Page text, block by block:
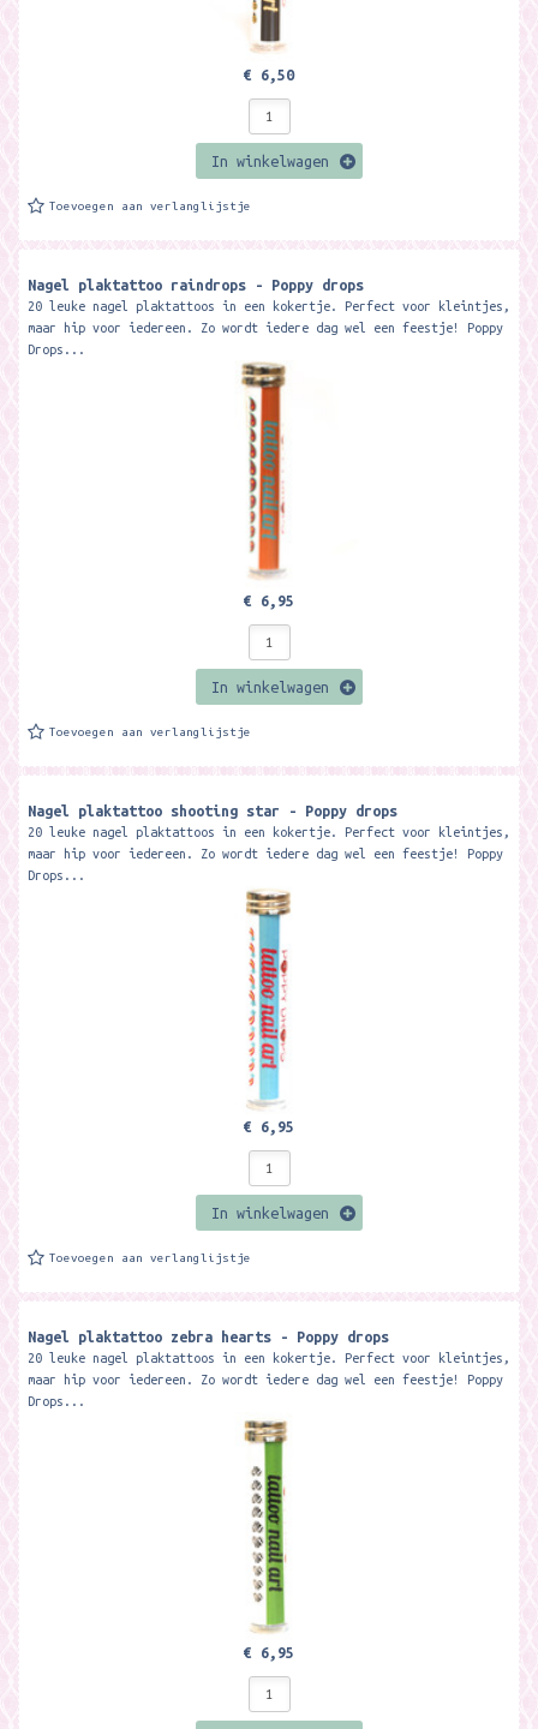
€ 6,50
In winkelwagen
Toevoegen aan verlanglijstje
Nagel plaktattoo raindrops - Poppy drops
20 leuke nagel plaktattoos in een kokertje. Perfect voor kleintjes,
maar hip voor iedereen. Zo wordt iedere dag wel een feestje! Poppy
Drops...
€ 6,95
In winkelwagen
Toevoegen aan verlanglijstje
Nagel plaktattoo shooting star - Poppy drops
20 leuke nagel plaktattoos in een kokertje. Perfect voor kleintjes,
maar hip voor iedereen. Zo wordt iedere dag wel een feestje! Poppy
Drops...
€ 6,95
In winkelwagen
Toevoegen aan verlanglijstje
Nagel plaktattoo zebra hearts - Poppy drops
20 leuke nagel plaktattoos in een kokertje. Perfect voor kleintjes,
maar hip voor iedereen. Zo wordt iedere dag wel een feestje! Poppy
Drops...
€ 6,95